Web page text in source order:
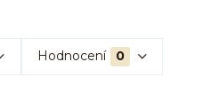
Hodnocení 0